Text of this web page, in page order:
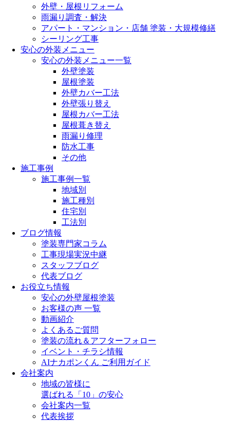
外壁・屋根リフォーム
雨漏り調査・解決
アパート・マンション・店舗 塗装・大規模修繕
シーリング工事
安心の外装メニュー
安心の外装メニュー一覧
外壁塗装
屋根塗装
外壁カバー工法
外壁張り替え
屋根カバー工法
屋根葺き替え
雨漏り修理
防水工事
その他
施工事例
施工事例一覧
地域別
施工種別
住宅別
工法別
ブログ情報
塗装専門家コラム
工事現場実況中継
スタッフブログ
代表ブログ
お役立ち情報
安心の外壁屋根塗装
お客様の声 一覧
動画紹介
よくあるご質問
塗装の流れ＆アフターフォロー
イベント・チラシ情報
AIナカポンくん ご利用ガイド
会社案内
地域の皆様に
選ばれる「10」の安心
会社案内一覧
代表挨拶